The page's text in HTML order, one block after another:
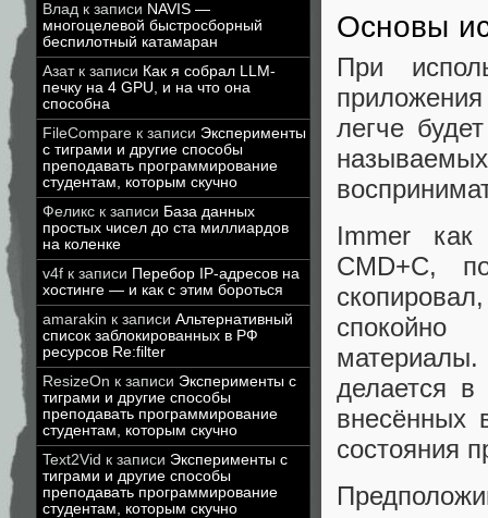
Влад к записи NAVIS —
многоцелевой быстросборный
беспилотный катамаран
Азатк записи Как я собрал LLM-
печку на 4 GPU, и на что она
способна
FileCompare к записи Эксперименты
с тиграми и другие способы
преподавать программирование
студентам, которым скучно
Феликс к записи База данных
простых чисел до ста миллиардов
на коленке
v4f к записи Перебор IP-адресов на
хостинге — и как с этим бороться
amarakin к записи Альтернативный
список заблокированных в РФ
ресурсов Re:filter
ResizeOn к записи Эксперименты с
тиграми и другие способы
преподавать программирование
студентам, которым скучно
Text2Vid к записи Эксперименты с
тиграми и другие способы
преподавать программирование
студентам, которым скучно
Основы
При
легче
Immer как
CMD+C,
спокойно
делается в
внесённых
состояния